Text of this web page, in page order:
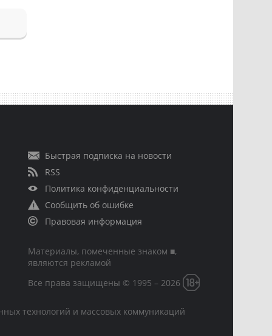
Быстрая подписка на новости
RSS
Политика конфиденциальности
Сообщить об ошибке
Правовая информация
Материалы, помеченные знаком ■,
являются рекламой
Все права защищены © 1995 – 2026
технологий и массовых коммуникаций